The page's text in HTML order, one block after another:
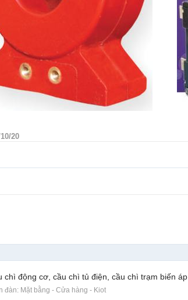
20
chì động cơ, cầu chì tủ điện, cầu chì trạm biến áp
đàn: Mặt bằng - Cửa hàng - Kiot